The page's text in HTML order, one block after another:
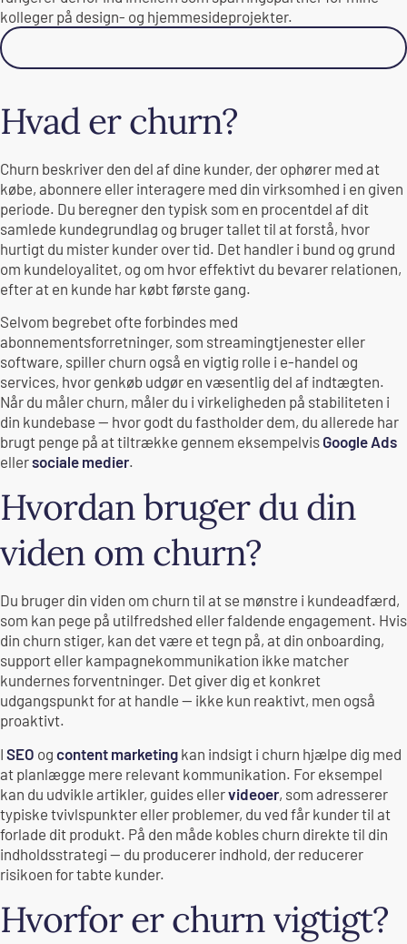
kolleger på design- og hjemmesideprojekter.
Hvad er churn?
Churn beskriver den del af dine kunder, der ophører med at
købe, abonnere eller interagere med din virksomhed i en given
periode. Du beregner den typisk som en procentdel af dit
samlede kundegrundlag og bruger tallet til at forstå, hvor
hurtigt du mister kunder over tid. Det handler i bund og grund
om kundeloyalitet, og om hvor effektivt du bevarer relationen,
efter at en kunde har købt første gang.
Selvom begrebet ofte forbindes med
abonnementsforretninger, som streamingtjenester eller
software, spiller churn også en vigtig rolle i e-handel og
services, hvor genkøb udgør en væsentlig del af indtægten.
Når du måler churn, måler du i virkeligheden på stabiliteten i
din kundebase — hvor godt du fastholder dem, du allerede har
brugt penge på at tiltrække gennem eksempelvis Google Ads
ellersociale medier.
Hvordan bruger du din
viden om churn?
Du bruger din viden om churn til at se mønstre i kundeadfærd,
som kan pege på utilfredshed eller faldende engagement. Hvis
din churn stiger, kan det være et tegn på, at din onboarding,
support eller kampagnekommunikation ikke matcher
kundernes forventninger. Det giver dig et konkret
udgangspunkt for at handle — ikke kun reaktivt, men også
proaktivt.
I SEO og content marketing kan indsigt i churn hjælpe dig med
at planlægge mere relevant kommunikation. For eksempel
kan du udvikle artikler, guides ellervideoer, som adresserer
typiske tvivlspunkter eller problemer, du ved får kunder til at
forlade dit produkt. På den måde kobles churn direkte til din
indholdsstrategi — du producerer indhold, der reducerer
risikoen for tabte kunder.
Hvorfor er churn vigtigt?